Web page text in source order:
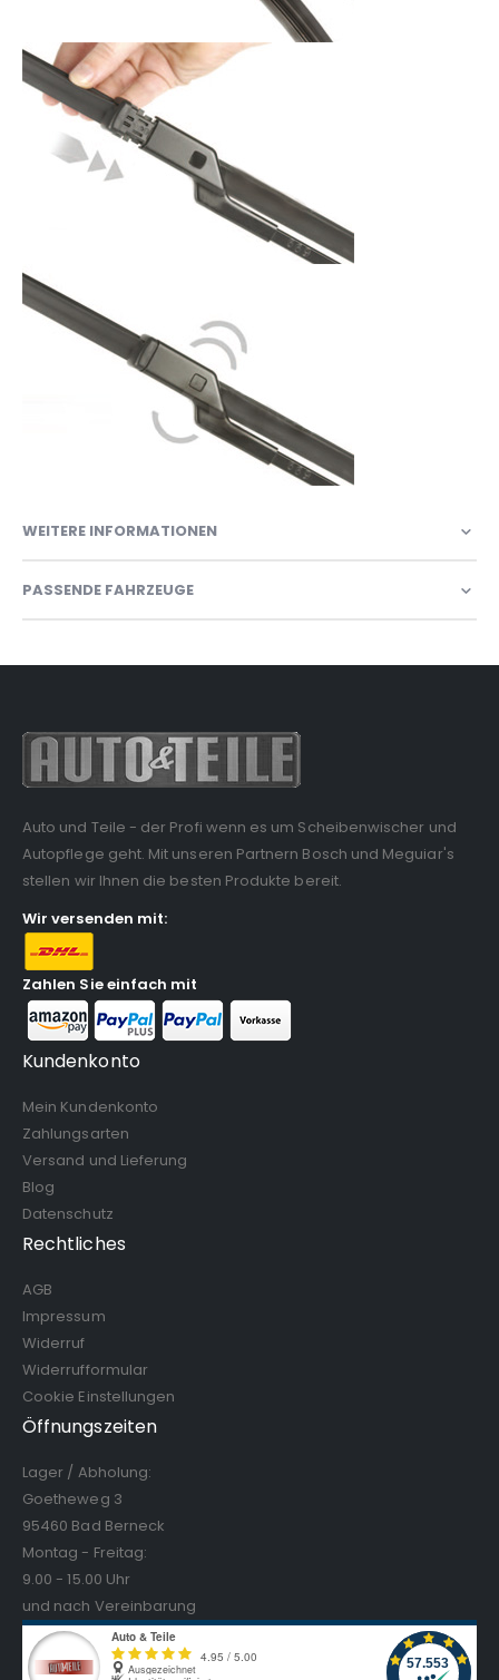
WEITERE INFORMATIONEN
PASSENDE FAHRZEUGE
Auto und Teile - der Profi wenn es um Scheibenwischer und
Autopflege geht. Mit unseren Partnern Bosch und Meguiar's
stellen wir Ihnen die besten Produkte bereit.
Wir versenden mit:
Zahlen Sie einfach mit
Kundenkonto
Mein Kundenkonto
Zahlungsarten
Versand und Lieferung
Blog
Datenschutz
Rechtliches
AGB
Impressum
Widerruf
Widerrufformular
Cookie Einstellungen
Öffnungszeiten
Lager / Abholung:
Goetheweg 3
95460 Bad Berneck
Montag - Freitag:
9.00 - 15.00 Uhr
und nach Vereinbarung